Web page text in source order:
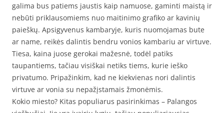
galima bus patiems jaustis kaip namuose, gaminti maistą ir
nebūti priklausomiems nuo maitinimo grafiko ar kavinių
paieškų. Apsigyvenus kambaryje, kuris nuomojamas bute
ar name, reikės dalintis bendru vonios kambariu ar virtuve.
Tiesa, kaina juose gerokai mažesnė, todėl patiks
taupantiems, tačiau visiškai netiks tiems, kurie ieško
privatumo. Pripažinkim, kad ne kiekvienas nori dalintis
virtuve ar vonia su nepažįstamais žmonėmis.
Kokio miesto? Kitas populiarus pasirinkimas – Palangos